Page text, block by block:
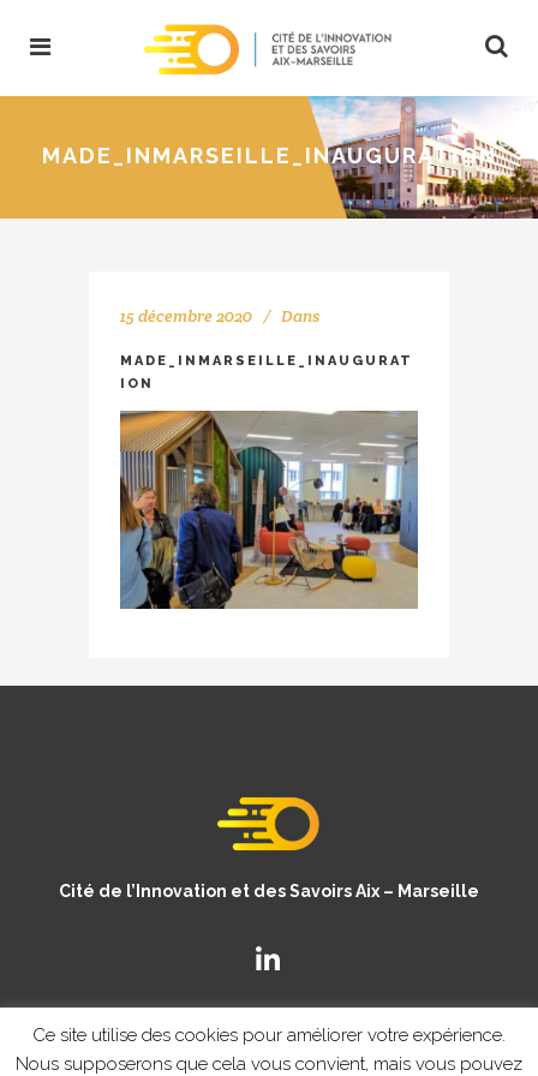
MADE_INMARSEILLE_INAUGURATION
15 décembre 2020 Dans
MADE_INMARSEILLE_INAUGURAT
ION
Cité de l’Innovation et des Savoirs Aix – Marseille
Ce site utilise des cookies pour améliorer votre expérience.
Nous supposerons que cela vous convient, mais vous pouvez